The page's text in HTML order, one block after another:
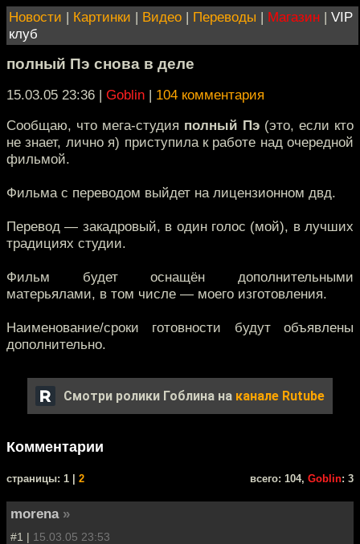
Новости | Картинки | Видео | Переводы | Магазин | VIP
клуб
полный Пэ снова в деле
15.03.05 23:36 | Goblin | 104 комментария
Сообщаю, что мега-студия полный Пэ(это, если кто
не знает, лично я) приступила к работе над очередной
фильмой.
Фильма с переводом выйдет на лицензионном двд.
Перевод — закадровый, в один голос (мой), в лучших
традициях студии.
Фильм будет оснащён дополнительными
матерьялами, в том числе — моего изготовления.
Наименование/сроки готовности будут объявлены
дополнительно.
Смотри ролики Гоблина на канале Rutube
Комментарии
cтраницы: 1 | 2 всего: 104, Goblin: 3
morena »
#1 | 15.03.05 23:53